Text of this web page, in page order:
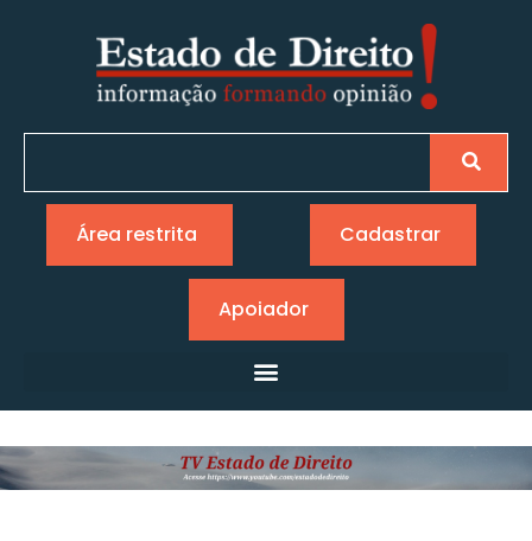
Área restrita Cadastrar
Apoiador